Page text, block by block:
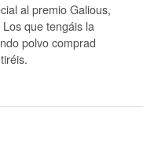
al premio Galious,
que tengáis la
polvo comprad